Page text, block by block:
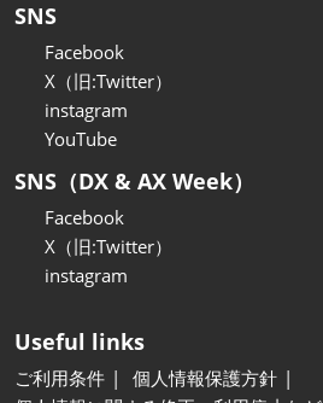
SNS
Facebook
X（旧:Twitter）
instagram
YouTube
SNS（DX & AX Week）
Facebook
X（旧:Twitter）
instagram
Useful links
ご利用条件
個人情報保護方針